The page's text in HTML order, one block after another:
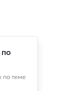
по
по теме